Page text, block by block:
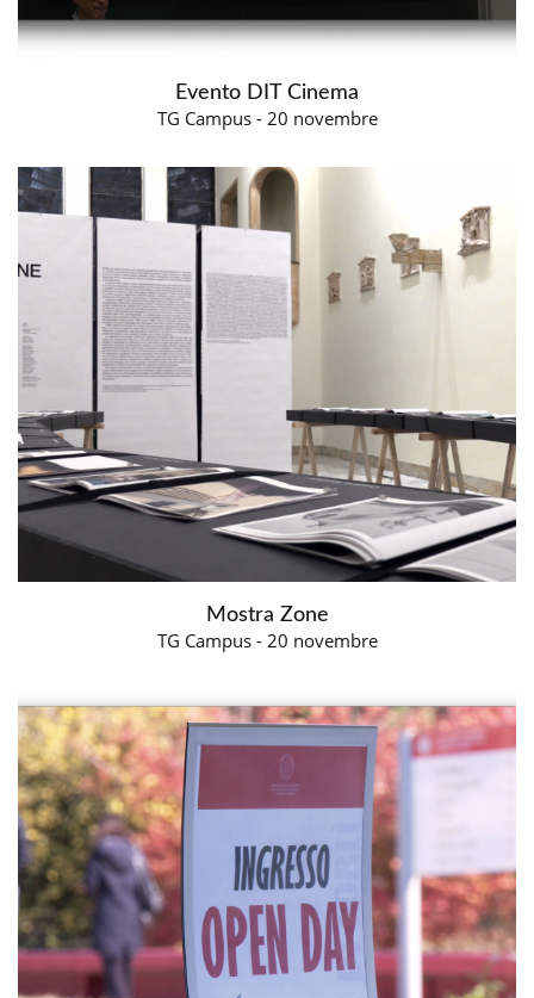
Evento DIT Cinema
TG Campus - 20 novembre
Mostra Zone
TG Campus - 20 novembre